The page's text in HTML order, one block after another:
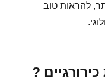
להראות טוב
?